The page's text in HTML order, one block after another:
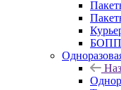
БОПП